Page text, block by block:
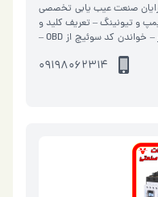
صنعت عیب یابی تخصصی
و تیونینگ – تعریف کلید و
ریموت – تغییر کیلومتر ایسیو و پشت امپر – خواندن کد سوئیچ از OBD –
09198062314